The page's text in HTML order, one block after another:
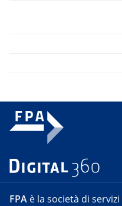
FPA è la società di